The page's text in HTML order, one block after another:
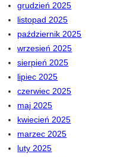
grudzień 2025
listopad 2025
październik 2025
wrzesień 2025
sierpień 2025
lipiec 2025
czerwiec 2025
maj 2025
kwiecień 2025
marzec 2025
luty 2025